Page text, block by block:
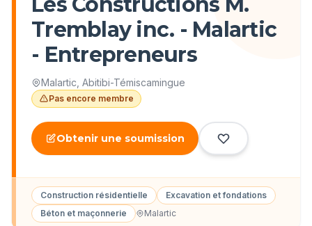
Tremblay inc. - Malartic
- Entrepreneurs
Malartic Abitibi-Témiscamingue
Pas encore membre
Obtenir une soumission
Construction résidentielle
Excavation et fondations
Béton et maçonnerie
Malartic